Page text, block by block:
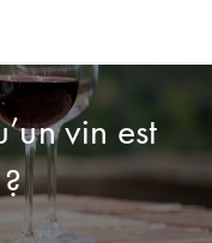
vin est